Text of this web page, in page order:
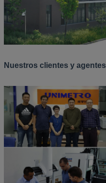
Nuestros clientes y agentes